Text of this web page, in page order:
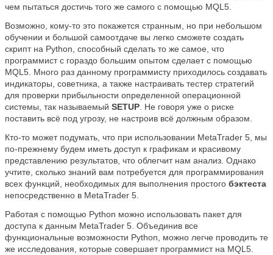
чем пытаться достичь того же самого с помощью MQL5.
Возможно, кому-то это покажется странным, но при небольшом
обучении и большой самоотдаче вы легко сможете создать
скрипт на Python, способный сделать то же самое, что
программист с гораздо большим опытом сделает с помощью
MQL5. Много раз данному программисту приходилось создавать
индикаторы, советника, а также настраивать тестер стратегий
для проверки прибыльности определенной операционной
системы, так называемый SETUP . Не говоря уже о риске
поставить всё под угрозу, не настроив всё должным образом.
Кто-то может подумать, что при использовании MetaTrader 5, мы
по-прежнему будем иметь доступ к графикам и красивому
представлению результатов, что облегчит нам анализ. Однако
учтите, сколько знаний вам потребуется для программирования
всех функций, необходимых для выполнения простого бэктеста
непосредственно в MetaTrader 5.
Работая с помощью Python можно использовать пакет для
доступа к данным MetaTrader 5. Объединив все
функциональные возможности Python, можно легче проводить те
же исследования, которые совершает программист на MQL5.